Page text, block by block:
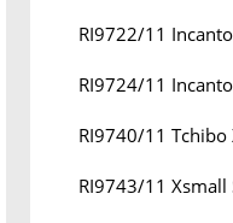
RI9722/11
RI9724/11
RI9740/11 Tchibo
RI9743/11 Xsmall